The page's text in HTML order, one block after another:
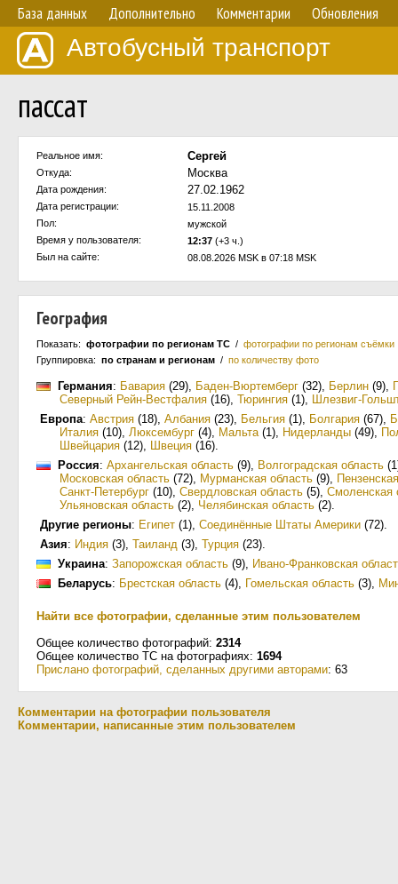
База данных Дополнительно Комментарии Обновления
Автобусный транспорт
пассат
Реальное имя: Сергей
Откуда: Москва
Дата рождения: 27.02.1962
Дата регистрации:
15.11.2008
Пол:
мужской
Время у пользователя:
12:37 (+3 ч.)
Был на сайте:
08.08.2026 MSK в 07:18 MSK
География
Показать: фотографии по регионам ТС / фотографии по регионам съёмки
Группировка: по странам и регионам / по количеству фото
Германия: Бавария (29), Баден-Вюртемберг (32), Берлин (9),
Северный Рейн-Вестфалия (16), Тюрингия (1), Шлезвиг-
Европа: Австрия (18), Албания (23), Бельгия (1), Болгария (67),
Италия (10), Люксембург (4), Мальта(1), Нидерланды (49),
Швейцария (12), Швеция (16).
Россия: Архангельская область (9), Волгоградская область
Московская область (72), Мурманская область (9),
Санкт-Петербург (10), Свердловская область (5), Смоленская
Ульяновская область (2), Челябинская область (2).
Другие регионы: Египет (1), Соединённые Штаты Америки (72).
Азия: Индия (3), Таиланд (3), Турция (23).
Украина: Запорожская область (9), Ивано-Франковская
Беларусь: Брестская область (4), Гомельская область (3),
Найти все фотографии, сделанные этим пользователем
Общее количество фотографий: 2314
Общее количество ТС на фотографиях: 1694
Прислано фотографий, сделанных другими авторами: 63
Комментарии на фотографии пользователя
Комментарии, написанные этим пользователем